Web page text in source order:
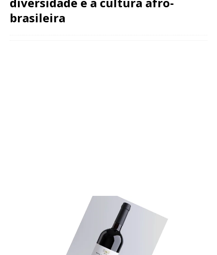
brasileira